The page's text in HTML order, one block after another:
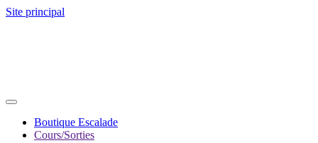
Site principal
Boutique Escalade
Cours/Sorties